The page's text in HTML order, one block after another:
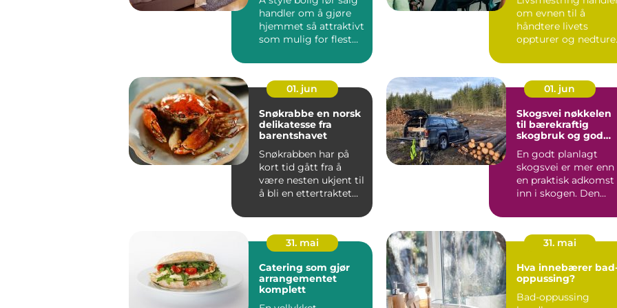
handler om å gjøre
hjemmet så attraktivt
som mulig for flest
utvikling
om evnen til å
håndtere livets
oppturer og
01. jun
Snøkrabbe en norsk
delikatesse fra
barentshavet
Snøkrabben har på
kort tid gått fra å
være nesten ukjent til
å bli en ettertraktet
01. jun
Skogsvei nøkkelen
til bærekraftig
skogbruk og god
En godt planlagt
skogsvei er mer enn
en praktisk adkomst
inn i skogen. Den
naturmi...
31. mai
Catering som gjør
arrangementet
komplett
31. mai
Hva innebærer
oppussing?
Bad-oppussing